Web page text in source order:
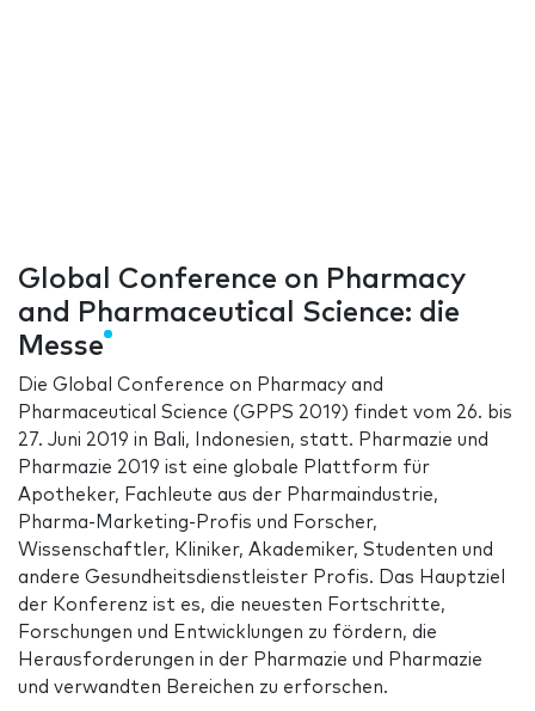
Global Conference on Pharmacy
and Pharmaceutical Science: die
Messe
Die Global Conference on Pharmacy and
Pharmaceutical Science (GPPS 2019) findet vom 26. bis
27. Juni 2019 in Bali, Indonesien, statt. Pharmazie und
Pharmazie 2019 ist eine globale Plattform für
Apotheker, Fachleute aus der Pharmaindustrie,
Pharma-Marketing-Profis und Forscher,
Wissenschaftler, Kliniker, Akademiker, Studenten und
andere Gesundheitsdienstleister Profis. Das Hauptziel
der Konferenz ist es, die neuesten Fortschritte,
Forschungen und Entwicklungen zu fördern, die
Herausforderungen in der Pharmazie und Pharmazie
und verwandten Bereichen zu erforschen.